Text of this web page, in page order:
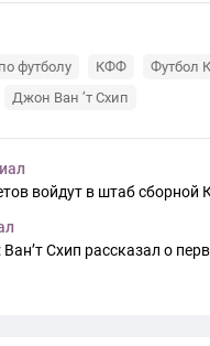
футболу КФФ
Футбол
Джон Ван ’т Схип
войдут в штаб сборной
Схип рассказал о